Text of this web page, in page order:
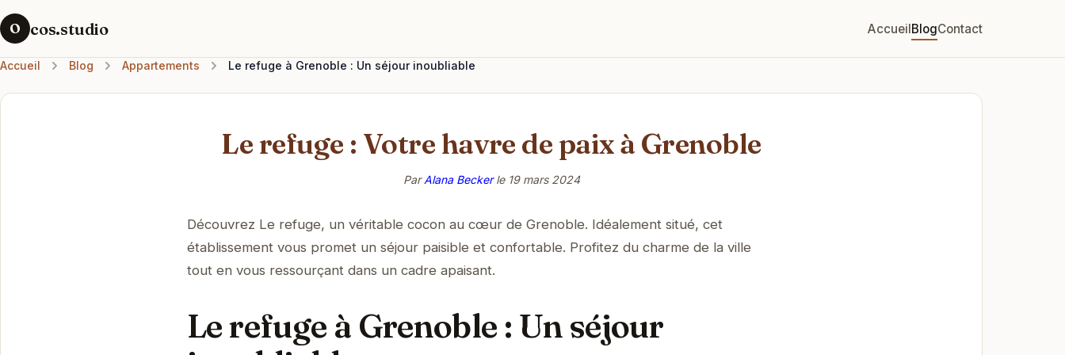
O cos.studio AccueilBlogContact
Accueil Blog Appartements Le refuge à Grenoble : Un séjour inoubliable
Le refuge : Votre havre de paix à Grenoble
ParAlana Beckerle 19 mars 2024
Découvrez Le refuge, un véritable cocon au cœur de Grenoble. Idéalement situé, cet
établissement vous promet un séjour paisible et confortable. Profitez du charme de la ville
tout en vous ressourçant dans un cadre apaisant.
Le refuge à Grenoble : Un séjour